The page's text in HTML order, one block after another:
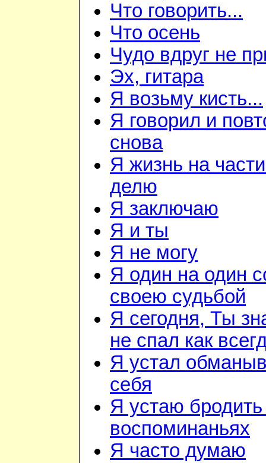
Что говорить...
Что осень
Чудо вдруг не
Эх, гитара
Я возьму кисть...
Я говорил и
снова
Я жизнь на
делю
Я заключаю
Я и ты
Я не могу
Я один на один
своею судьбой
Я сегодня, Ты
не спал как
Я устал
себя
Я устаю
воспоминаньях
Я часто думаю